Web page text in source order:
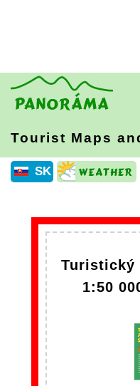
Tourist Maps
SK
Turistický
1:50